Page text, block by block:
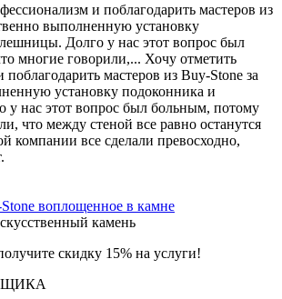
и поблагодарить мастеров из
выполненную установку
Долго у нас этот вопрос был
многие говорили,... Хочу отметить
мастеров из Buy-Stone за
установку подоконника и
у нас этот вопрос был больным, потому
что между стеной все равно останутся
компании все сделали превосходно,
воплощенное в камне
камень
скидку 15% на услуги!